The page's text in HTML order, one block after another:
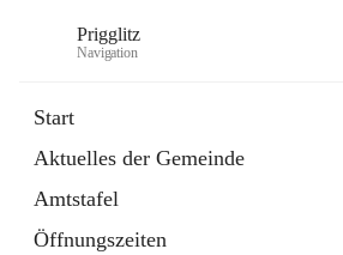
Prigglitz
Navigation
Start
Aktuelles der Gemeinde
Amtstafel
Öffnungszeiten
Externe Webseite
in
Tab
öffnet